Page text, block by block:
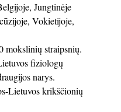
Jungtinėje
Vokietijoje,
mokslinių straipsnių.
fiziologų
narys.
Lietuvos krikščionių